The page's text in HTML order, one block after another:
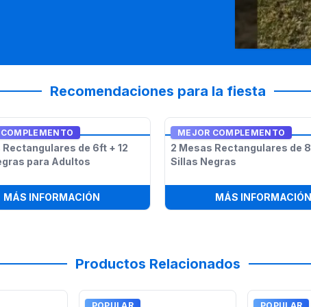
Recomendaciones para la fiesta
ADULTOS DE 5 PIES Y 8 SILLAS NEGRAS COMBO
Rectangulares de 6ft + 12
para Adultos
MÁS INFORMACIÓN 2 MESAS RECTANGULARES DE 6FT + 12
MEJOR COMPLEMENTO
2 Mesas Rectangulares de
Sillas Negras
MÁS INFORMACIÓN
Productos Relacionados